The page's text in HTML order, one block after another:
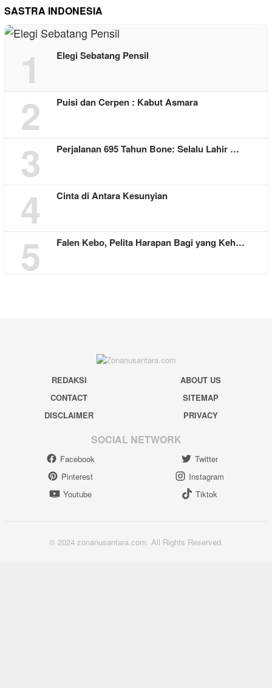
SASTRA INDONESIA
1 Elegi Sebatang Pensil
2 Puisi dan Cerpen : Kabut Asmara
3 Perjalanan 695 Tahun Bone: Selalu Lahir …
4 Cinta di Antara Kesunyian
5 Falen Kebo, Pelita Harapan Bagi yang Keh…
REDAKSI
ABOUT US
CONTACT
SITEMAP
DISCLAIMER
PRIVACY
SOCIAL NETWORK
Facebook
Twitter
Pinterest
Instagram
Youtube
Tiktok
© 2024 zonanusantara.com. All Rights Reserved.